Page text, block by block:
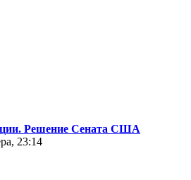
Решение Сената США
23:14